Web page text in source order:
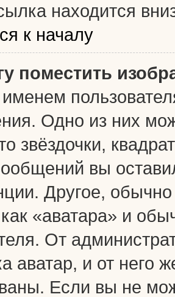
находится
к началу
поместить
Одно из них
звёздочки,
вы
Другое,
«аватара» и
От
аватар, и от него
Если вы не